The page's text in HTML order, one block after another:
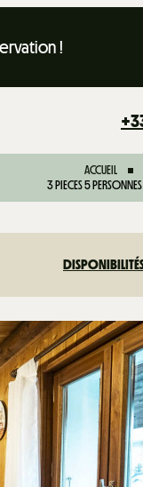
!
ACCUEIL
3 PIECES 5 PERSONNES